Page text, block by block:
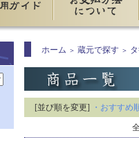
ホーム ＞ 蔵元で探す ＞
[並び順を変更] ・おすすめ